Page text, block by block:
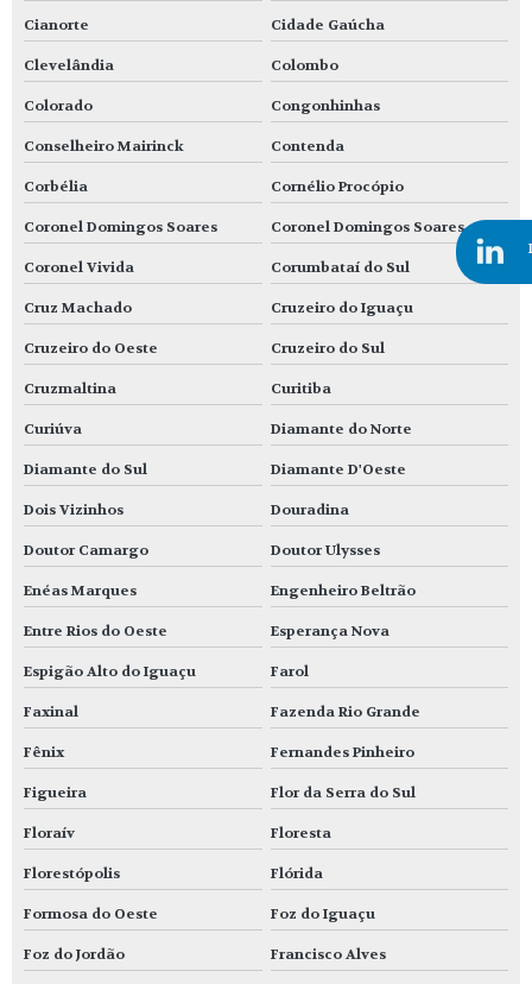
Cianorte Cidade Gaúcha
Clevelândia Colombo
Colorado Congonhinhas
Conselheiro Mairinck Contenda
Corbélia Cornélio Procópio
Coronel Domingos Soares Coronel Domingos Soares
Coronel Vivida Corumbataí do Sul
Cruz Machado Cruzeiro do Iguaçu
Cruzeiro do Oeste Cruzeiro do Sul
Cruzmaltina Curitiba
Curiúva Diamante do Norte
Diamante do Sul Diamante D'Oeste
Dois Vizinhos Douradina
Doutor Camargo Doutor Ulysses
Enéas Marques Engenheiro Beltrão
Entre Rios do Oeste Esperança Nova
Espigão Alto do Iguaçu Farol
Faxinal Fazenda Rio Grande
Fênix Fernandes Pinheiro
Figueira Flor da Serra do Sul
Floraív Floresta
Florestópolis Flórida
Formosa do Oeste Foz do Iguaçu
Foz do Jordão Francisco Alves